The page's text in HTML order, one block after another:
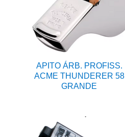
APITO ÁRB. PROFISS.
ACME THUNDERER 58
GRANDE